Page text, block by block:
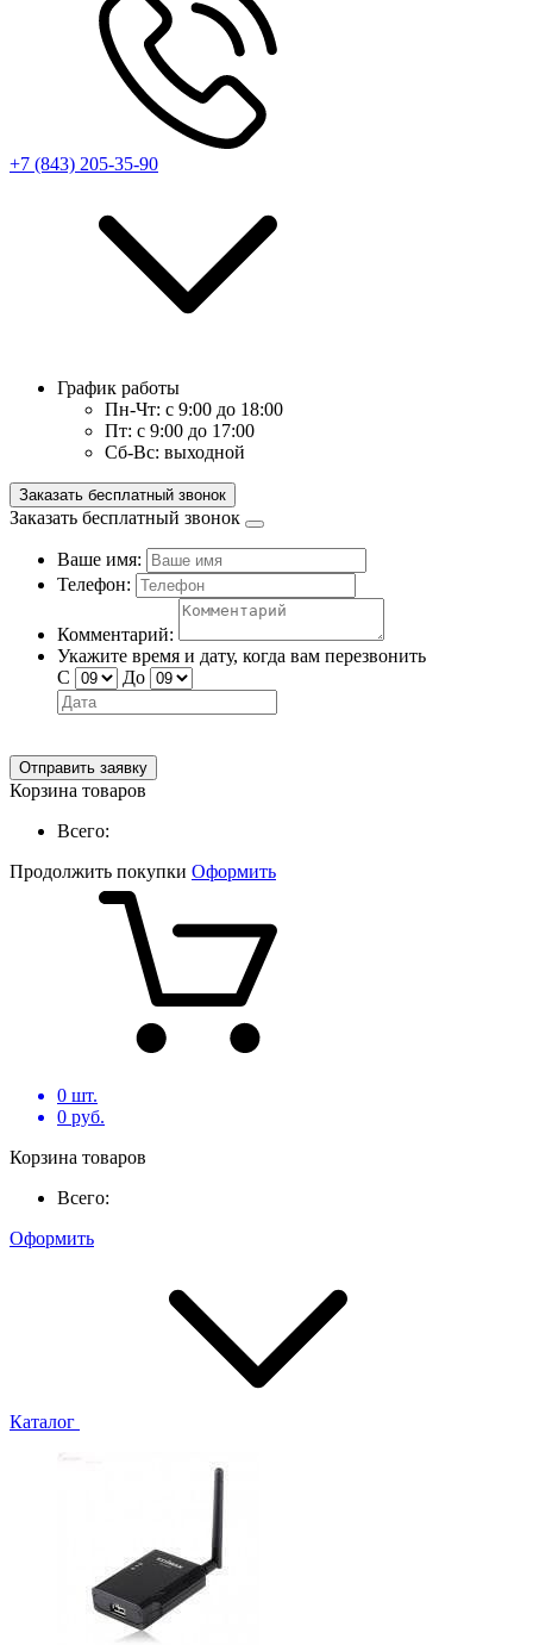
+7 (843) 205-35-90
График работы
Пн-Чт: с 9:00 до 18:00
Пт: с 9:00 до 17:00
Сб-Вс: выходной
Заказать бесплатный звонок
Заказать бесплатный звонок
Ваше имя:
Телефон:
Комментарий:
Укажите время и дату, когда вам перезвонить
С
До
Отправить заявку
Корзина товаров
Всего:
Продолжить покупки Оформить
0 шт.
0 руб.
Корзина товаров
Всего:
Оформить
Каталог